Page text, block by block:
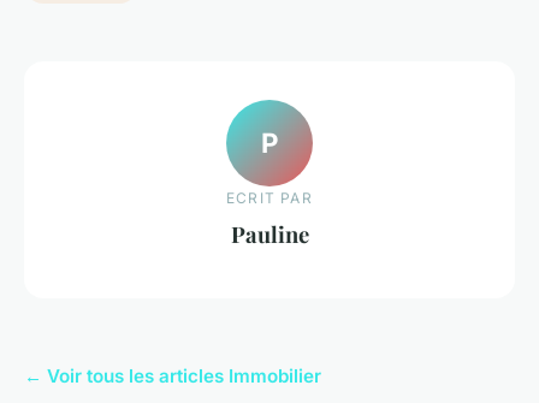
P
ECRIT PAR
Pauline
← Voir tous les articles Immobilier